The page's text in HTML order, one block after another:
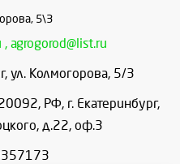
5\3
agrogorod@list.ru
, ул. Колмогорова, 5/3
РФ, г. Екатеринбург,
д.22, оф.3